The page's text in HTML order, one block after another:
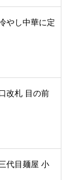
やし中華に定
改札 目の前
代目麺屋 小